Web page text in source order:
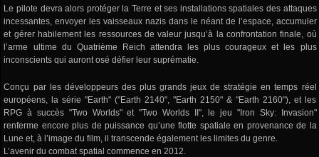
Le pilote devra alors protéger la Terre et ses installations spatiales des attaques
incessantes, envoyer les vaisseaux nazis dans le néant de l’espace, accumuler
et gérer habilement les ressources de valeur jusqu’à la confrontation finale, où
l’arme ultime du Quatrième Reich attendra les plus courageux et les plus
inconscients qui auront osé défier leur suprématie.
Conçu par les développeurs des plus grands jeux de stratégie en temps réel
européens, la série "Earth" ("Earth 2140", "Earth 2150" & "Earth 2160"), et les
RPG à succès "Two Worlds" et "Two Worlds II", le jeu "Iron Sky: Invasion"
renferme encore plus de puissance qu’une flotte spatiale en provenance de la
Lune et, à l’image du film, il transcende également les limites du genre.
L’avenir du combat spatial commence en 2012.